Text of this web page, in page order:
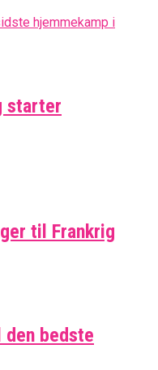
starter
til Frankrig
bedste